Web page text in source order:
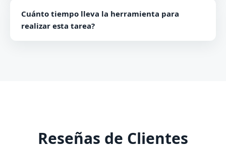
importantes según sus deseos utilizando este
software.
Cuánto tiempo lleva la herramienta para
realizar esta tarea?
Reseñas de Clientes